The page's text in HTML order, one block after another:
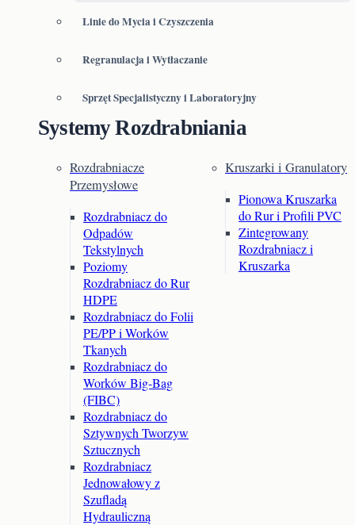
Linie do Mycia i Czyszczenia
Regranulacja i Wytłaczanie
Sprzęt Specjalistyczny i Laboratoryjny
Systemy Rozdrabniania
Rozdrabniacze
Przemysłowe
Rozdrabniacz do
Odpadów
Tekstylnych
Poziomy
Rozdrabniacz do Rur
HDPE
Rozdrabniacz do Folii
PE/PP i Worków
Tkanych
Rozdrabniacz do
Worków Big-Bag
(FIBC)
Rozdrabniacz do
Sztywnych Tworzyw
Sztucznych
Rozdrabniacz
Jednowałowy z
Szufladą
Hydrauliczną
Kruszarki i Granulatory
Pionowa Kruszarka
do Rur i Profili PVC
Zintegrowany
Rozdrabniacz i
Kruszarka